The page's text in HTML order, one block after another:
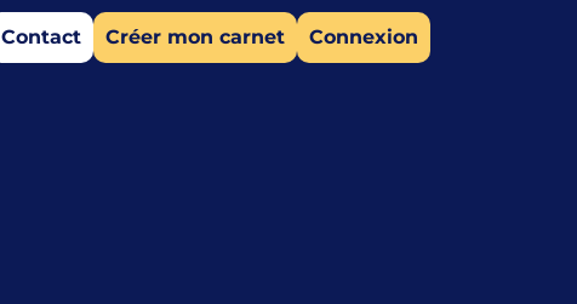
Contact Créer mon carnet Connexion